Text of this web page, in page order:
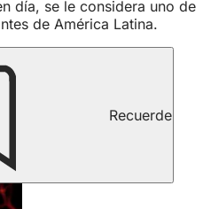
día, se le considera uno de
de América Latina.
Recuerde